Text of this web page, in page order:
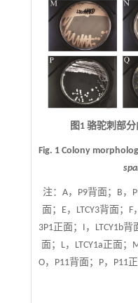
图1 骆驼刺部
Fig. 1 Colony
注： A，P9背面；B，
面；E，LTCY3背面；F
3P1正面；I，LTCY1b背
面；L，LTCY1a正面；
O，P11背面；P，P11